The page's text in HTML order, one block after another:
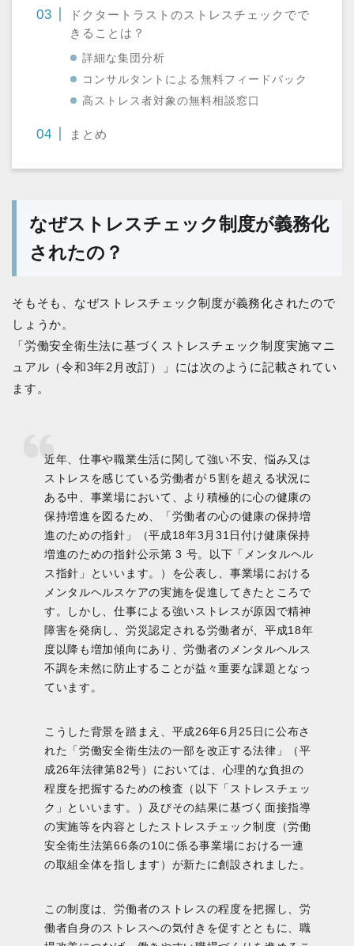
ドクタートラストのストレスチェックでで
きることは？
詳細な集団分析
コンサルタントによる無料フィードバック
高ストレス者対象の無料相談窓口
まとめ
なぜストレスチェック制度が義務化
されたの？
そもそも、なぜストレスチェック制度が義務化されたので
しょうか。
「労働安全衛生法に基づくストレスチェック制度実施マニ
ュアル（令和3年2月改訂）」には次のように記載されてい
ます。
近年、仕事や職業生活に関して強い不安、悩み又は
ストレスを感じている労働者が５割を超える状況に
ある中、事業場において、より積極的に心の健康の
保持増進を図るため、「労働者の心の健康の保持増
進のための指針」（平成18年3月31日付け健康保持
増進のための指針公示第 3 号。以下「メンタルヘル
ス指針」といいます。）を公表し、事業場における
メンタルヘルスケアの実施を促進してきたところで
す。しかし、仕事による強いストレスが原因で精神
障害を発病し、労災認定される労働者が、平成18年
度以降も増加傾向にあり、労働者のメンタルヘルス
不調を未然に防止することが益々重要な課題となっ
ています。
こうした背景を踏まえ、平成26年6月25日に公布さ
れた「労働安全衛生法の一部を改正する法律」（平
成26年法律第82号）においては、心理的な負担の
程度を把握するための検査（以下「ストレスチェッ
ク」といいます。）及びその結果に基づく面接指導
の実施等を内容としたストレスチェック制度（労働
安全衛生法第66条の10に係る事業場における一連
の取組全体を指します）が新たに創設されました。
この制度は、労働者のストレスの程度を把握し、労
働者自身のストレスへの気付きを促すとともに、職